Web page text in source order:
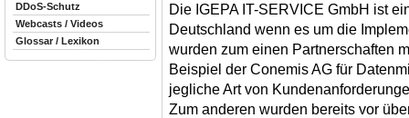
Die IGEPA IT-SERVICE GmbH ist
Deutschland wenn es um die
wurden zum einen Partnerschaften
Beispiel der Conemis AG für
jegliche Art von
Zum anderen wurden bereits vor
DDoS-Schutz
Webcasts / Videos
Glossar / Lexikon